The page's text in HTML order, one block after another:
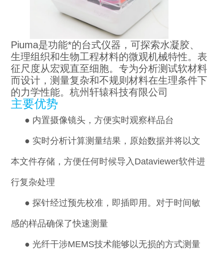
Piuma是功能*的台式仪器，可探索水凝胶、
生理组织和生物工程材料的微观机械特性。表
征尺度从宏观直至细胞。专为分析测试软材料
而设计，测量复杂和不规则材料在生理条件下
的力学性能。杭州轩辕科技有限公司
主要优势
● 内置摄像镜头，方便实时观察样品台
● 实时分析计算测量结果 ，原始数据并将以文
本文件存储，方便任何时候导入Dataviewer软件进
行复杂处理
●探针经过预先校准，即插即用。对于时间敏
感的样品确保了快速测量
●光纤干涉MEMS技术能够以无损的方式测量